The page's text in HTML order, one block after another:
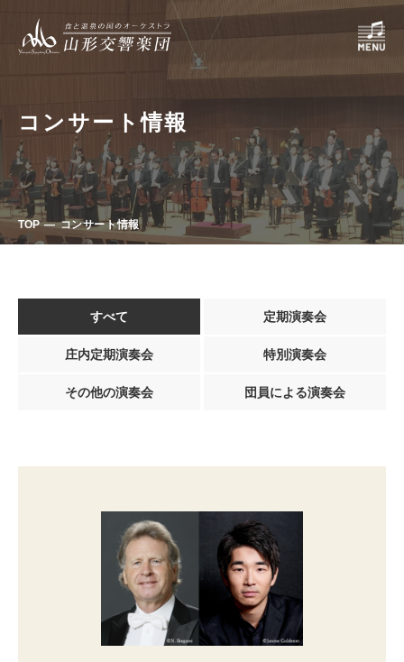
コンサート情報
TOP コンサート情報
すべて 定期演奏会
庄内定期演奏会 特別演奏会
その他の演奏会 団員による演奏会